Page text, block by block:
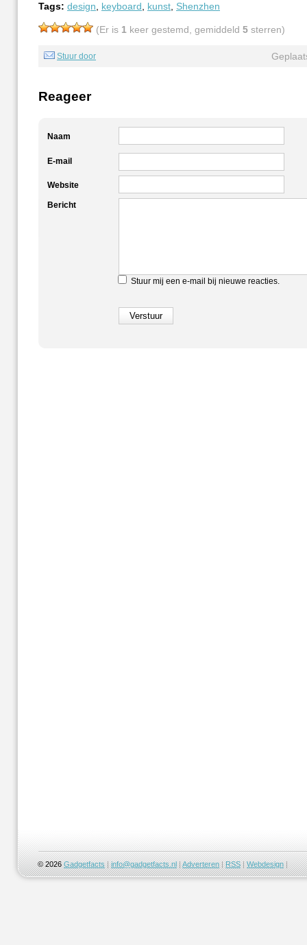
Tags: design keyboard kunst Shenzhen
(Er is 1 keer gestemd, gemiddeld 5 sterren)
Stuur door
Reageer
Naam
E-mail
Website
Bericht
Stuur mij een e-mail bij nieuwe reacties.
© 2026Gadgetfacts |info@gadgetfacts.nl|Adverteren|RSS|Webdesign|